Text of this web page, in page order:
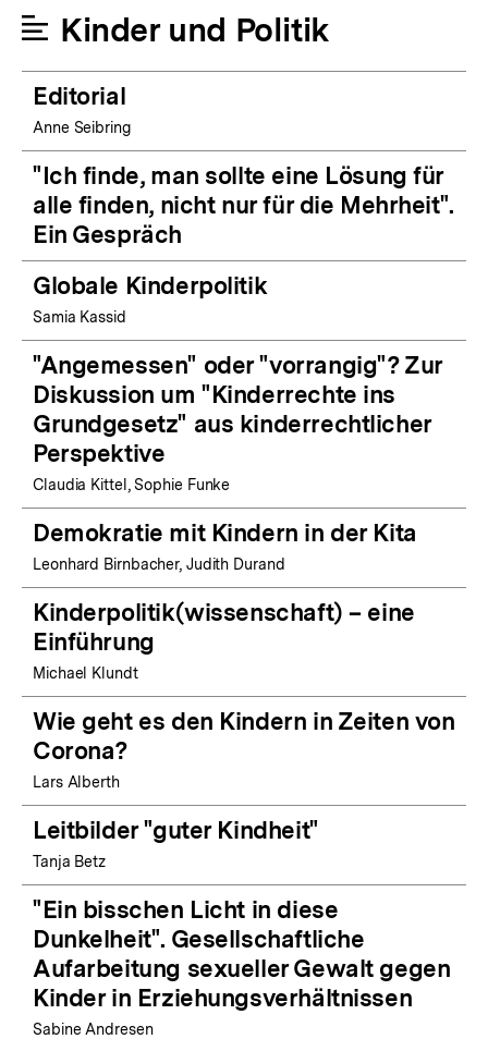
Kinder und Politik
Editorial
Anne Seibring
"Ich finde, man sollte eine Lösung für
alle finden, nicht nur für die Mehrheit".
Ein Gespräch
Globale Kinderpolitik
Samia Kassid
"Angemessen" oder "vorrangig"? Zur
Diskussion um "Kinderrechte ins
Grundgesetz" aus kinderrechtlicher
Perspektive
Claudia Kittel, Sophie Funke
Demokratie mit Kindern in der Kita
Leonhard Birnbacher, Judith Durand
Kinderpolitik(wissenschaft) – eine
Einführung
Michael Klundt
Wie geht es den Kindern in Zeiten von
Corona?
Lars Alberth
Leitbilder "guter Kindheit"
Tanja Betz
"Ein bisschen Licht in diese
Dunkelheit". Gesellschaftliche
Aufarbeitung sexueller Gewalt gegen
Kinder in Erziehungsverhältnissen
Sabine Andresen